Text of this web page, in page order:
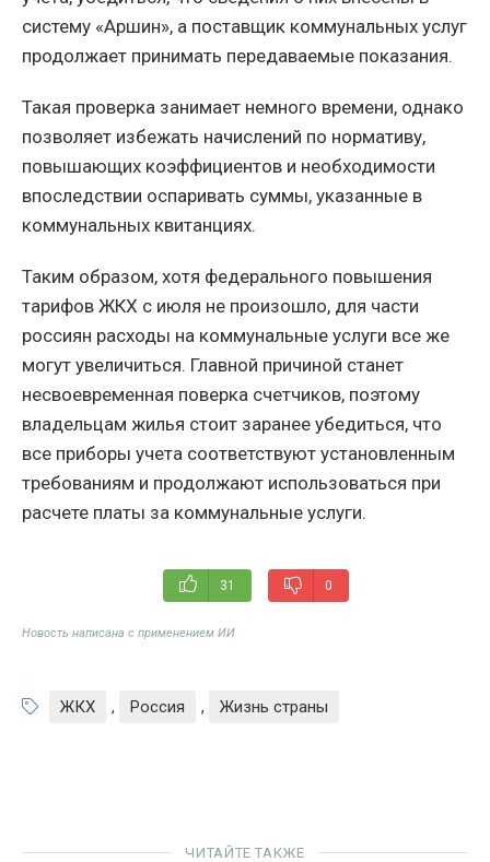
систему «Аршин», а поставщик коммунальных услуг
продолжает принимать передаваемые показания.
Такая проверка занимает немного времени, однако
позволяет избежать начислений по нормативу,
повышающих коэффициентов и необходимости
впоследствии оспаривать суммы, указанные в
коммунальных квитанциях.
Таким образом, хотя федерального повышения
тарифов ЖКХ с июля не произошло, для части
россиян расходы на коммунальные услуги все же
могут увеличиться. Главной причиной станет
несвоевременная поверка счетчиков, поэтому
владельцам жилья стоит заранее убедиться, что
все приборы учета соответствуют установленным
требованиям и продолжают использоваться при
расчете платы за коммунальные услуги.
31 0
Новость написана с применением ИИ
ЖКХ , Россия , Жизнь страны
ЧИТАЙТЕ ТАКЖЕ